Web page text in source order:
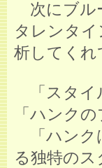
次にブル
タレンタ
析してくれ
「スタイ
「ハンク
「ハンク
る独特のス